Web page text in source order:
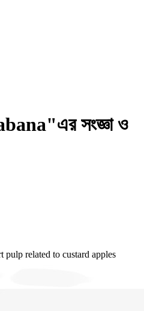
সংজ্ঞা ও
related to custard apples